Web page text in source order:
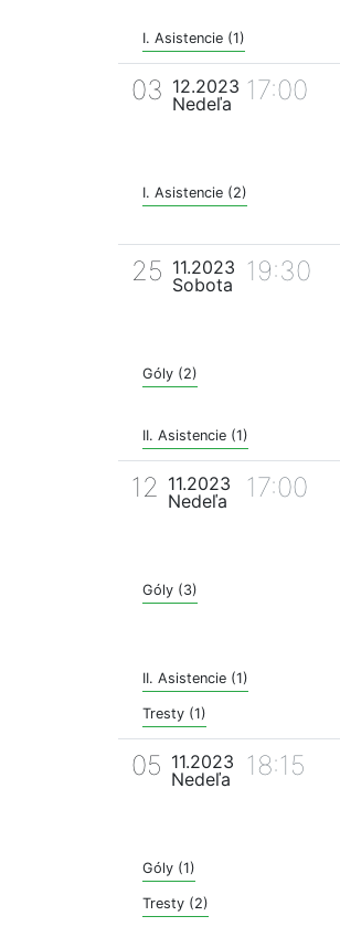
I. Asistencie (1)
03 12.2023
Nedeľa
17:00
I. Asistencie (2)
25 11.2023
Sobota
19:30
Góly (2)
II. Asistencie (1)
12 11.2023
Nedeľa
17:00
Góly (3)
II. Asistencie (1)
Tresty (1)
05 11.2023
Nedeľa
18:15
Góly (1)
Tresty (2)